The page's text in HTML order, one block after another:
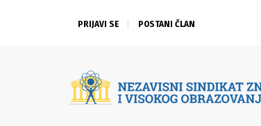
PRIJAVI SE POSTANI ČLAN